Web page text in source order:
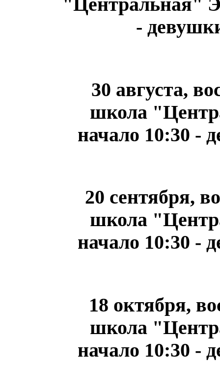
"Центральная"
-
30 августа,
школа
начало 10:30 -
20 сентября,
школа
начало 10:30 -
18 октября,
школа
начало 10:30 -